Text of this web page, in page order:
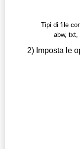
Tipi di file
abw, txt,
2) Imposta le